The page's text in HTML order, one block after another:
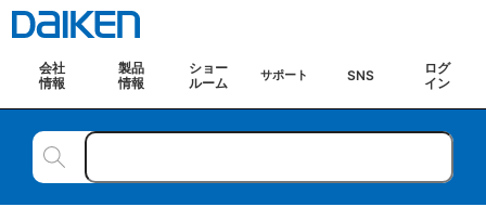
会社
情報
製品
情報
ショー
ルーム
サポート SNS
ログ
イン